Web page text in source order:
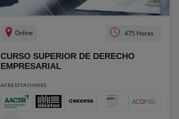
Online 475 Horas
CURSO SUPERIOR DE DERECHO
EMPRESARIAL
ACREDITACIONES